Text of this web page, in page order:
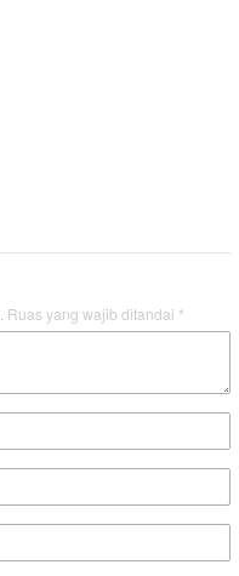
Ruas yang wajib ditandai *